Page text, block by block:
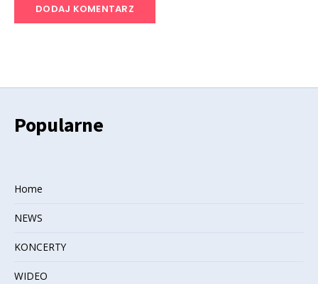
Popularne
Home
NEWS
KONCERTY
WIDEO